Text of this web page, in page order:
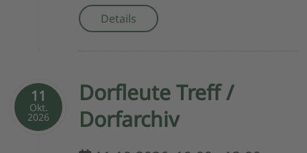
Details
11
Okt.
2026
Dorfleute Treff /
Dorfarchiv